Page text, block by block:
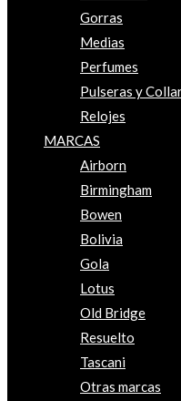
Gorras
Medias
Perfumes
Pulseras y
Relojes
MARCAS
Airborn
Birmingham
Bowen
Bolivia
Gola
Lotus
Old Bridge
Resuelto
Tascani
Otras marcas